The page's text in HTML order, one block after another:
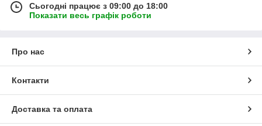
Сьогодні працює з 09:00 до 18:00
Показати весь графік роботи
Про нас
Контакти
Доставка та оплата